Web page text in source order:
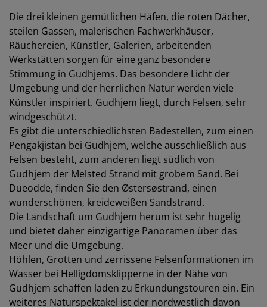
Die drei kleinen gemütlichen Häfen, die roten Dächer,
steilen Gassen, malerischen Fachwerkhäuser,
Räuchereien, Künstler, Galerien, arbeitenden
Werkstätten sorgen für eine ganz besondere
Stimmung in Gudhjems. Das besondere Licht der
Umgebung und der herrlichen Natur werden viele
Künstler inspiriert. Gudhjem liegt, durch Felsen, sehr
windgeschützt.
Es gibt die unterschiedlichsten Badestellen, zum einen
Pengakjistan bei Gudhjem, welche ausschließlich aus
Felsen besteht, zum anderen liegt südlich von
Gudhjem der Melsted Strand mit grobem Sand. Bei
Dueodde, finden Sie den Østersøstrand, einen
wunderschönen, kreideweißen Sandstrand.
Die Landschaft um Gudhjem herum ist sehr hügelig
und bietet daher einzigartige Panoramen über das
Meer und die Umgebung.
Höhlen, Grotten und zerrissene Felsenformationen im
Wasser bei Helligdomsklipperne in der Nähe von
Gudhjem schaffen laden zu Erkundungstouren ein. Ein
weiteres Naturspektakel ist der nordwestlich davon